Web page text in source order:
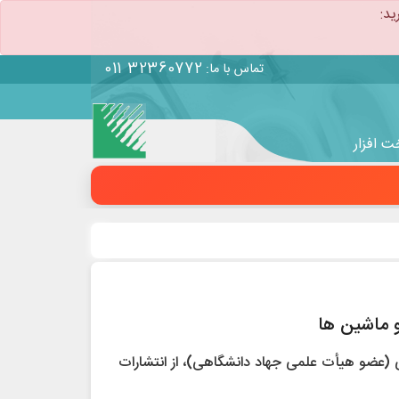
تماس با ما: 011 32360772
افزار
ماشین ها
(عضو هیأت علمی جهاد دانشگاهی)، از انتشارات